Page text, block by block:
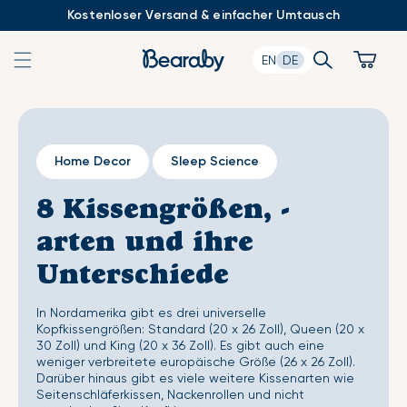
Kostenloser Versand & einfacher Umtausch
EN DE Search Cart
Home Decor Sleep Science
8 Kissengrößen, -
arten und ihre
Unterschiede
In Nordamerika gibt es drei universelle
Kopfkissengrößen: Standard (20 x 26 Zoll), Queen (20 x
30 Zoll) und King (20 x 36 Zoll). Es gibt auch eine
weniger verbreitete europäische Größe (26 x 26 Zoll).
Darüber hinaus gibt es viele weitere Kissenarten wie
Seitenschläferkissen, Nackenrollen und nicht